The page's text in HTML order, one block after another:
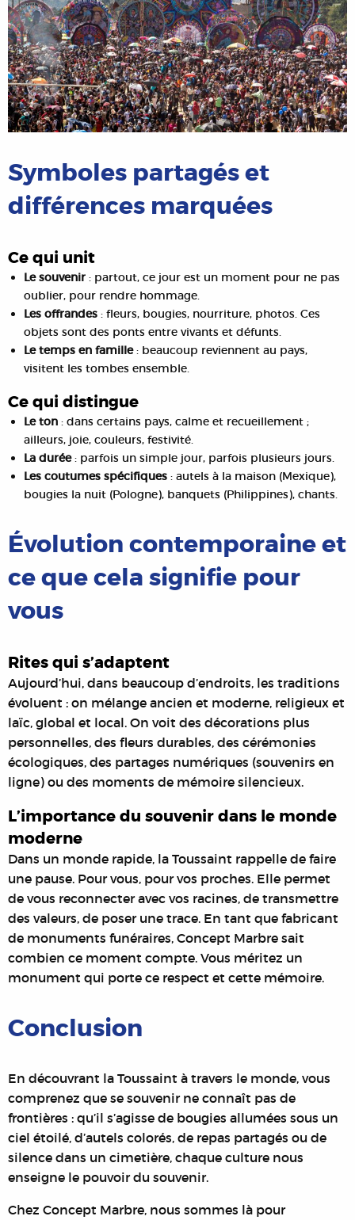
Symboles partagés et
différences marquées
Ce qui unit
Le souvenir : partout, ce jour est un moment pour ne pas
oublier, pour rendre hommage.
Les offrandes : fleurs, bougies, nourriture, photos. Ces
objets sont des ponts entre vivants et défunts.
Le temps en famille: beaucoup reviennent au pays,
visitent les tombes ensemble.
Ce qui distingue
Le ton : dans certains pays, calme et recueillement ;
ailleurs, joie, couleurs, festivité.
La durée: parfois un simple jour, parfois plusieurs jours.
Les coutumes spécifiques : autels à la maison (Mexique),
bougies la nuit (Pologne), banquets (Philippines), chants.
Évolution contemporaine et
ce que cela signifie pour
vous
Rites qui s’adaptent
Aujourd’hui, dans beaucoup d’endroits, les traditions
évoluent : on mélange ancien et moderne, religieux et
laïc, global et local. On voit des décorations plus
personnelles, des fleurs durables, des cérémonies
écologiques, des partages numériques (souvenirs en
ligne) ou des moments de mémoire silencieux.
L’importance du souvenir dans le monde
moderne
Dans un monde rapide, la Toussaint rappelle de faire
une pause. Pour vous, pour vos proches. Elle permet
de vous reconnecter avec vos racines, de transmettre
des valeurs, de poser une trace. En tant que fabricant
de monuments funéraires, Concept Marbre sait
combien ce moment compte. Vous méritez un
monument qui porte ce respect et cette mémoire.
Conclusion
En découvrant la Toussaint à travers le monde, vous
comprenez que se souvenir ne connaît pas de
frontières : qu’il s’agisse de bougies allumées sous un
ciel étoilé, d’autels colorés, de repas partagés ou de
silence dans un cimetière, chaque culture nous
enseigne le pouvoir du souvenir.
Chez Concept Marbre, nous sommes là pour